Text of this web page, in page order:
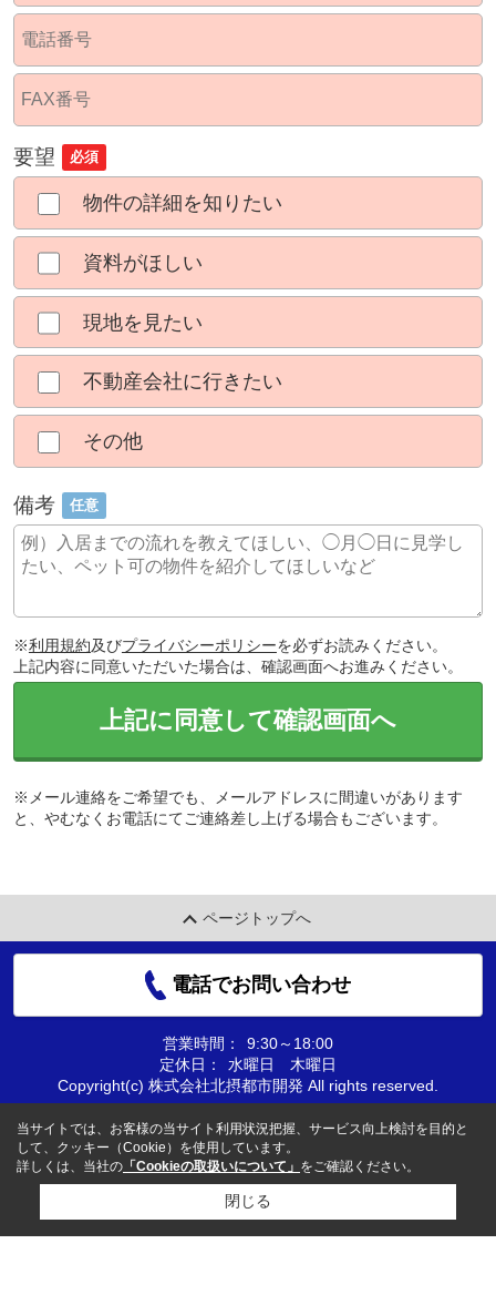
要望 必須
物件の詳細を知りたい
資料がほしい
現地を見たい
不動産会社に行きたい
その他
備考 任意
※利用規約及びプライバシーポリシーを必ずお読みください。
上記内容に同意いただいた場合は、確認画面へお進みください。
上記に同意して確認画面へ
※メール連絡をご希望でも、メールアドレスに間違いがあります
と、やむなくお電話にてご連絡差し上げる場合もございます。
ページトップへ
電話でお問い合わせ
営業時間：
9:30～18:00
定休日：
水曜日 木曜日
Copyright(c) 株式会社北摂都市開発 All rights reserved.
当サイトでは、お客様の当サイト利用状況把握、サービス向上検討を目的と
して、クッキー（Cookie）を使用しています。
詳しくは、当社の 「Cookieの取扱いについて」 をご確認ください。
閉じる